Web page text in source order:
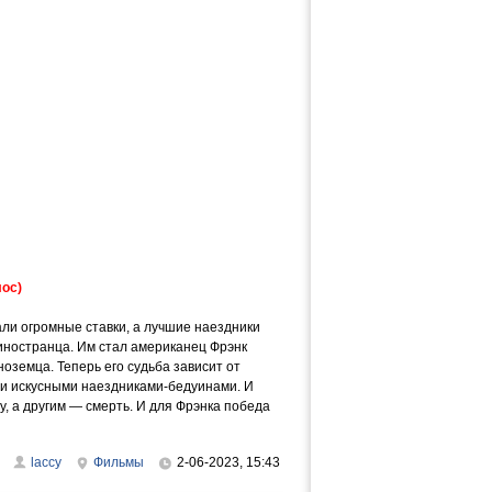
огромные ставки, а лучшие наездники
Им стал американец Фрэнк
Теперь его судьба зависит от
искусными наездниками-бедуинами. И
а другим — смерть. И для Фрэнка победа
laccy Фильмы 2-06-2023, 15:43